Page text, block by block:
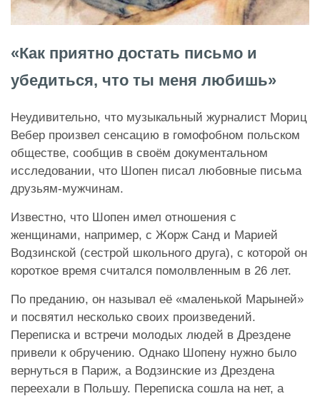
«Как приятно достать письмо и
убедиться, что ты меня любишь»
Неудивительно, что музыкальный журналист Мориц
Вебер произвел сенсацию в гомофобном польском
обществе, сообщив в своём документальном
исследовании, что Шопен писал любовные письма
друзьям-мужчинам.
Известно, что Шопен имел отношения с
женщинами, например, с Жорж Санд и Марией
Водзинской (сестрой школьного друга), с которой он
короткое время считался помолвленным в 26 лет.
По преданию, он называл её «маленькой Марыней»
и посвятил несколько своих произведений.
Переписка и встречи молодых людей в Дрездене
привели к обручению. Однако Шопену нужно было
вернуться в Париж, а Водзинские из Дрездена
переехали в Польшу. Переписка сошла на нет, а